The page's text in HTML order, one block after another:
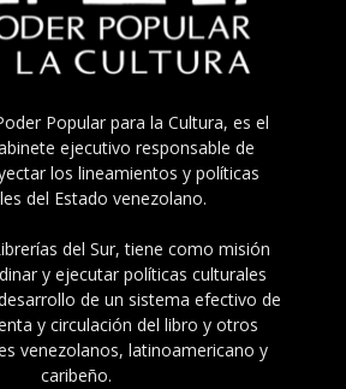
Popular para la Cultura, es el
ejecutivo responsable de
los lineamientos y políticas
del Estado venezolano.
del Sur, tiene como misión
y ejecutar políticas culturales
de un sistema efectivo de
y circulación del libro y otros
venezolanos, latinoamericano y
caribeño.